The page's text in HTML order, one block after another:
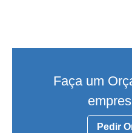
Faça um
Pedir